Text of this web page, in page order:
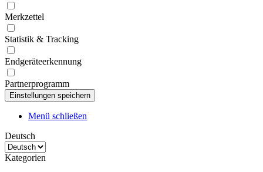
Merkzettel
Statistik & Tracking
Endgeräteerkennung
Partnerprogramm
Menü schließen
Deutsch
Kategorien